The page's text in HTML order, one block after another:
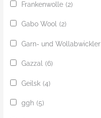
Frankenwolle (2)
Gabo Wool (2)
Garn- und Wollabwickler
Gazzal (6)
Geilsk (4)
ggh (5)